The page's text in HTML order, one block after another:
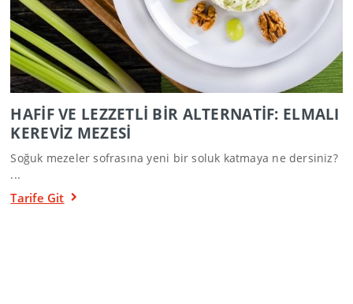
HAFİF VE LEZZETLİ BİR ALTERNATİF: ELMALI
KEREVİZ MEZESİ
Soğuk mezeler sofrasına yeni bir soluk katmaya ne dersiniz?
...
Tarife Git